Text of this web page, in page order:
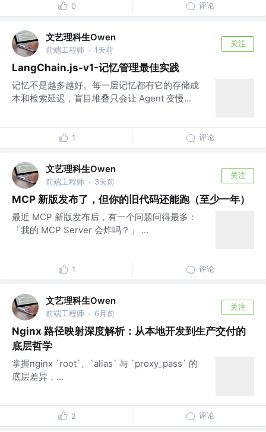
0 评论
文艺理科生Owen
前端工程师 · 1天前
关注
LangChain.js-v1-记忆管理最佳实践
记忆不是越多越好。每一层记忆都有它的存储成
本和检索延迟，盲目堆叠只会让 Agent 变慢...
1 评论
文艺理科生Owen
前端工程师 · 3天前
关注
MCP 新版发布了，但你的旧代码还能跑（至少一年）
最近 MCP 新版发布后，有一个问题问得最多：
「我的 MCP Server 会炸吗？」 ...
1 评论
文艺理科生Owen
前端工程师 · 6月前
关注
Nginx 路径映射深度解析：从本地开发到生产交付的
底层哲学
掌握nginx `root`、`alias` 与 `proxy_pass` 的
底层差异，...
2 评论